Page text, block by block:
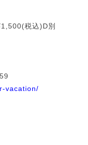
税込)D別
vacation/